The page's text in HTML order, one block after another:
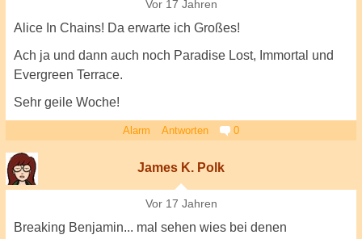
Vor 17 Jahren
Alice In Chains! Da erwarte ich Großes!
Ach ja und dann auch noch Paradise Lost, Immortal und
Evergreen Terrace.
Sehr geile Woche!
Alarm Antworten 0
James K. Polk
Vor 17 Jahren
Breaking Benjamin... mal sehen wies bei denen